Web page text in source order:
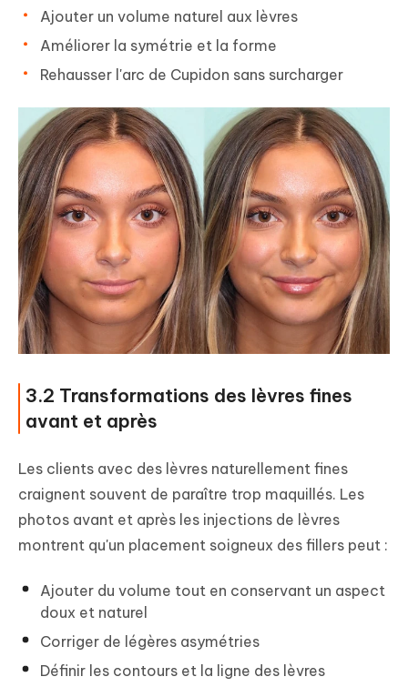
Ajouter un volume naturel aux lèvres
Améliorer la symétrie et la forme
Rehausser l'arc de Cupidon sans surcharger
3.2 Transformations des lèvres fines
avant et après
Les clients avec des lèvres naturellement fines
craignent souvent de paraître trop maquillés. Les
photos avant et après les injections de lèvres
montrent qu'un placement soigneux des fillers peut :
Ajouter du volume tout en conservant un aspect
doux et naturel
Corriger de légères asymétries
Définir les contours et la ligne des lèvres